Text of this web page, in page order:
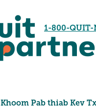
1-800-QUIT-
Khoom Pab thiab Kev